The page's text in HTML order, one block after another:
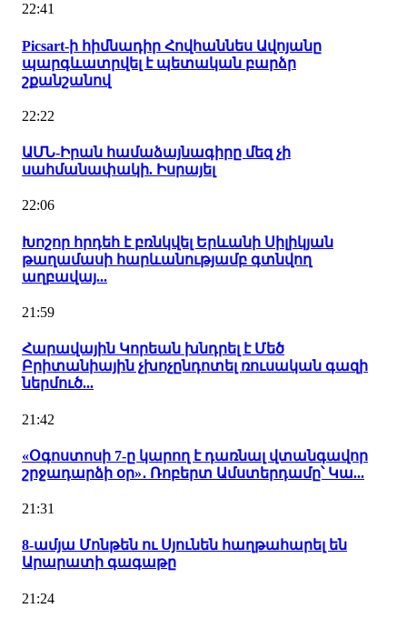
22:41
Picsart-ի հիմնադիր Հովհաննես Ավոյանը
պարգևատրվել է պետական բարձր
շքանշանով
22:22
ԱՄՆ-Իրան համաձայնագիրը մեզ չի
սահմանափակի. Իսրայել
22:06
Խոշոր հրդեհ է բռնկվել Երևանի Սիլիկյան
թաղամասի հարևանությամբ գտնվող
աղբավայ...
21:59
Հարավային Կորեան խնդրել է Մեծ
Բրիտանիային չխոչընդոտել ռուսական գազի
ներմուծ...
21:42
«Օգոստոսի 7-ը կարող է դառնալ վտանգավոր
շրջադարձի օր»․ Ռոբերտ Ամստերդամը՝ Կա...
21:31
8-ամյա Մոնթեն ու Սյունեն հաղթահարել են
Արարատի գագաթը
21:24